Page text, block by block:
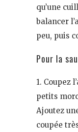
qu’une
balancer
peu, puis
Pour la
1. Coupez
petits
Ajoutez
coupée